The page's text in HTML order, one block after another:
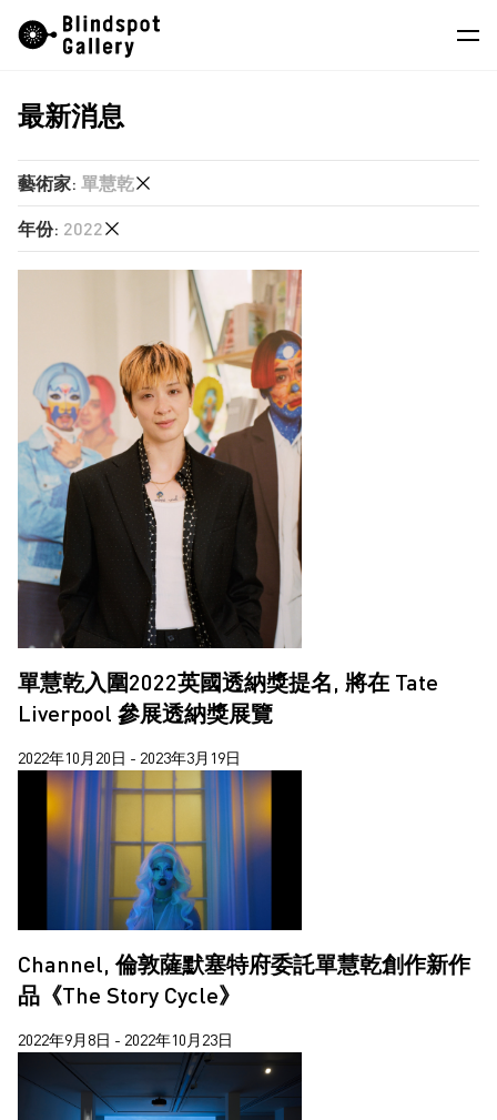
藝術家
展覽
藝博會
最新消息
關於我們
EN
Instagram 微信公眾號
最新消息
藝術家: 單慧乾
任航
單慧乾
楊沛鏗
莊偉
蔣志
蔣鵬奕
蘇詠寶
郝敬班
年份: 2022
2026
2023
2022
2021
單慧乾入圍2022英國透納獎提名, 將在 Tate
Liverpool 參展透納獎展覽
2022年10月20日 - 2023年3月19日
Channel, 倫敦薩默塞特府委託單慧乾創作新作
品《The Story Cycle》
2022年9月8日 - 2022年10月23日